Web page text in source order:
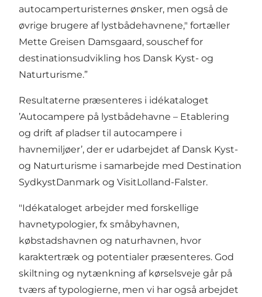
autocamperturisternes ønsker, men også de
øvrige brugere af lystbådehavnene," fortæller
Mette Greisen Damsgaard, souschef for
destinationsudvikling hos Dansk Kyst- og
Naturturisme.”
Resultaterne præsenteres i idékataloget
’Autocampere på lystbådehavne – Etablering
og drift af pladser til autocampere i
havnemiljøer’, der er udarbejdet af Dansk Kyst-
og Naturturisme i samarbejde med Destination
SydkystDanmark og VisitLolland-Falster.
"Idékataloget arbejder med forskellige
havnetypologier, fx småbyhavnen,
købstadshavnen og naturhavnen, hvor
karaktertræk og potentialer præsenteres. God
skiltning og nytænkning af kørselsveje går på
tværs af typologierne, men vi har også arbejdet